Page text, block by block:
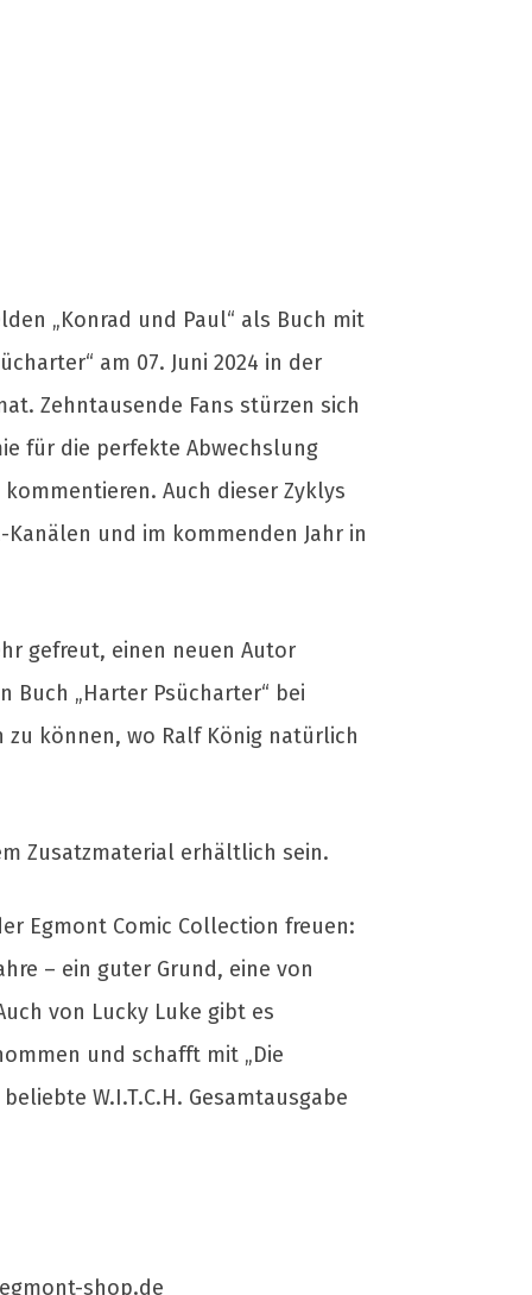
„Konrad und Paul“ als Buch mit
am 07. Juni 2024 in der
Zehntausende Fans stürzen sich
für die perfekte Abwechslung
Auch dieser Zyklys
und im kommenden Jahr in
gefreut, einen neuen Autor
Buch „Harter Psücharter“ bei
zu können, wo Ralf König natürlich
Zusatzmaterial erhältlich sein.
Egmont Comic Collection freuen:
– ein guter Grund, eine von
von Lucky Luke gibt es
und schafft mit „Die
W.I.T.C.H. Gesamtausgabe
shop.de